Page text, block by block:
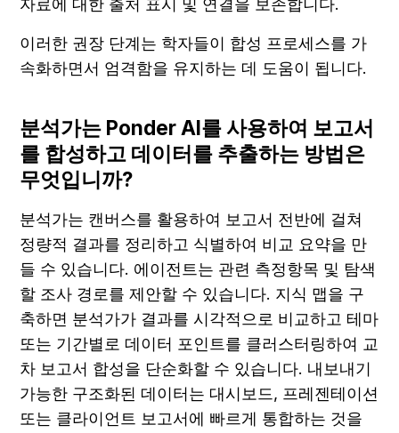
이러한 권장 단계는 학자들이 합성 프로세스를 가
속화하면서 엄격함을 유지하는 데 도움이 됩니다.
분석가는 Ponder AI를 사용하여 보고서
를 합성하고 데이터를 추출하는 방법은
무엇입니까?
분석가는 캔버스를 활용하여 보고서 전반에 걸쳐
정량적 결과를 정리하고 식별하여 비교 요약을 만
들 수 있습니다. 에이전트는 관련 측정항목 및 탐색
할 조사 경로를 제안할 수 있습니다. 지식 맵을 구
축하면 분석가가 결과를 시각적으로 비교하고 테마
또는 기간별로 데이터 포인트를 클러스터링하여 교
차 보고서 합성을 단순화할 수 있습니다. 내보내기
가능한 구조화된 데이터는 대시보드, 프레젠테이션
또는 클라이언트 보고서에 빠르게 통합하는 것을